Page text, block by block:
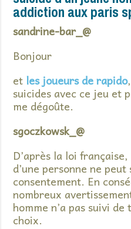
addiction aux paris
sandrine-bar_@
Bonjour
et les joueurs de rapido
suicides avec ce jeu et
me dégoûte.
sgoczkowsk_@
D’après la loi
d’une personne ne peut
consentement. En
nombreux
homme n’a pas suivi
choix.